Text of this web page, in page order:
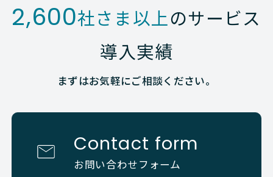
2,600社さま以上のサービス
導入実績
まずはお気軽にご相談ください。
Contact form
お問い合わせフォーム